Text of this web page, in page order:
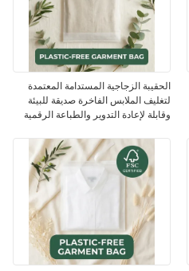
الحقيبة الزجاجية المستدامة المعتمدة
لتغليف الملابس الفاخرة صديقة للبيئة
وقابلة لإعادة التدوير والطباعة الرقمية